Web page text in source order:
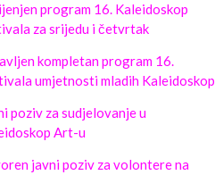
program 16. Kaleidoskop
za srijedu i četvrtak
kompletan program 16.
umjetnosti mladih Kaleidoskop
poziv za sudjelovanje u
Art-u
javni poziv za volontere na